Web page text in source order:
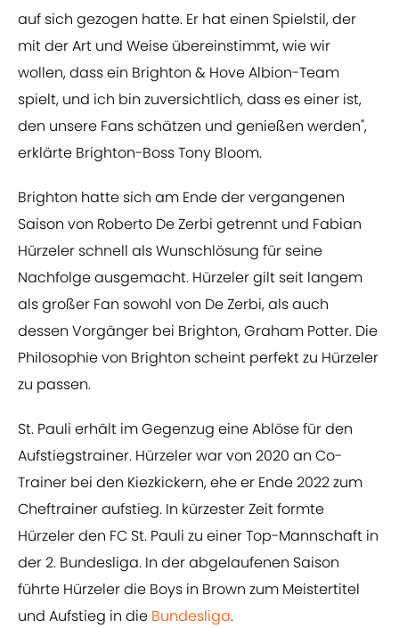
auf sich gezogen hatte. Er hat einen Spielstil, der
mit der Art und Weise übereinstimmt, wie wir
wollen, dass ein Brighton & Hove Albion-Team
spielt, und ich bin zuversichtlich, dass es einer ist,
den unsere Fans schätzen und genießen werden",
erklärte Brighton-Boss Tony Bloom.
Brighton hatte sich am Ende der vergangenen
Saison von Roberto De Zerbi getrennt und Fabian
Hürzeler schnell als Wunschlösung für seine
Nachfolge ausgemacht. Hürzeler gilt seit langem
als großer Fan sowohl von De Zerbi, als auch
dessen Vorgänger bei Brighton, Graham Potter. Die
Philosophie von Brighton scheint perfekt zu Hürzeler
zu passen.
St. Pauli erhält im Gegenzug eine Ablöse für den
Aufstiegstrainer. Hürzeler war von 2020 an Co-
Trainer bei den Kiezkickern, ehe er Ende 2022 zum
Cheftrainer aufstieg. In kürzester Zeit formte
Hürzeler den FC St. Pauli zu einer Top-Mannschaft in
der 2. Bundesliga. In der abgelaufenen Saison
führte Hürzeler die Boys in Brown zum Meistertitel
und Aufstieg in die Bundesliga.